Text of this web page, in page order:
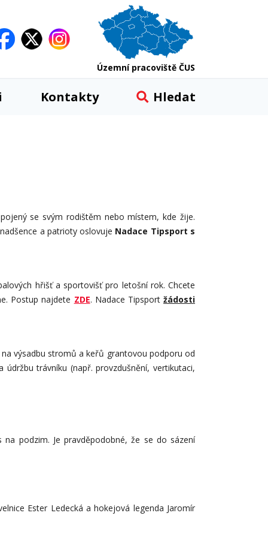
Územní pracoviště ČUS
Kontakty Hledat
se svým rodištěm nebo místem, kde žije.
a patrioty oslovuje Nadace Tipsport s
hřišť a sportovišť pro letošní rok. Chcete
Postup najdete ZDE. Nadace Tipsportžádosti
výsadbu stromů a keřů grantovou podporu od
trávníku (např. provzdušnění, vertikutaci,
podzim. Je pravděpodobné, že se do sázení
Ester Ledecká a hokejová legenda Jaromír